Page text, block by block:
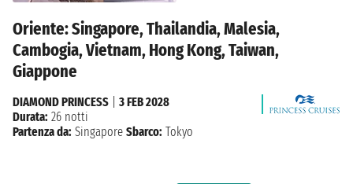
Oriente: Singapore, Thailandia, Malesia,
Cambogia, Vietnam, Hong Kong, Taiwan,
Giappone
DIAMOND PRINCESS
3 FEB 2028
Durata: 26 notti
Partenza da: Singapore Sbarco: Tokyo